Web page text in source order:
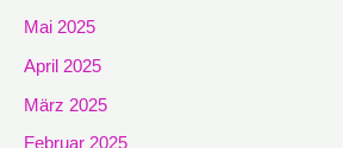
Mai 2025
April 2025
März 2025
Februar 2025